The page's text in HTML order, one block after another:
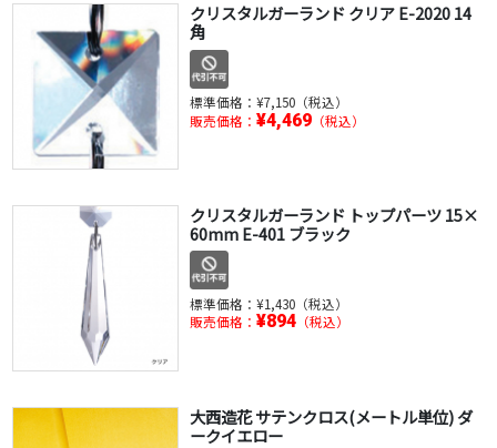
クリスタルガーランド クリア E-2020 14
角
標準価格： ¥7,150（税込）
販売価格： ¥4,469（税込）
クリスタルガーランド トップパーツ 15×
60mm E-401 ブラック
標準価格： ¥1,430（税込）
販売価格： ¥894（税込）
大西造花 サテンクロス(メートル単位) ダ
ークイエロー